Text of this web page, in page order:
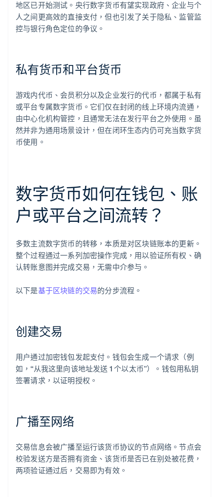
地区已开始测试。央行数字货币有望实现政府、企业与个
人之间更高效的直接支付，但也引发了关于隐私、监管监
控与银行角色定位的争议。
私有货币和平台货币
游戏内代币、会员积分以及企业发行的代币，都属于私有
或平台专属数字货币。它们仅在封闭的线上环境内流通，
由中心化机构管控，且通常无法在发行平台之外使用。虽
然并非为通用场景设计，但在闭环生态内仍可充当数字货
币使用。
数字货币如何在钱包、账
户或平台之间流转？
多数主流数字货币的转移，本质是对区块链账本的更新。
整个过程通过一系列加密操作完成，用以验证所有权、确
认转账意图并完成交易，无需中介参与。
以下是基于区块链的交易的分步流程。
创建交易
用户通过加密钱包发起支付。钱包会生成一个请求（例
如，“从我这里向该地址发送 1 个以太币”）。钱包用私钥
签署请求，以证明授权。
广播至网络
交易信息会被广播至运行该货币协议的节点网络。节点会
校验发送方是否拥有资金、该货币是否已在别处被花费，
两项验证通过后，交易即为有效。